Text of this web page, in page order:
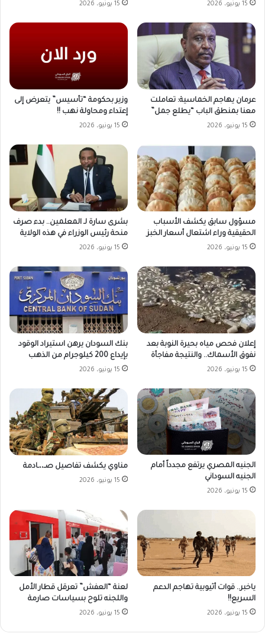
15 يونيو، 2026 15 يونيو، 2026
عرمان يهاجم الخماسية: تعاملت
معنا بمنطق الباب “يطلع جمل”
15 يونيو، 2026
وزير بحكومة “تأسيس” يتعرض إلى
إعتداء ومحاولة نهب !!
15 يونيو، 2026
مسؤول سابق يكشف الأسباب
الحقيقية وراء اشتعال أسعار الخبز
15 يونيو، 2026
بشرى سارة لـ المعلمين.. بدء صرف
منحة رئيس الوزراء في هذه الولاية
15 يونيو، 2026
إعلان فحص مياه بحيرة النوبة بعد
نفوق الأسماك.. والنتيجة مفاجأة
15 يونيو، 2026
بنك السودان يرهن استيراد الوقود
بإيداع 200 كيلوجرام من الذهب
15 يونيو، 2026
الجنيه المصري يرتفع مجدداً أمام
الجنيه السوداني
15 يونيو، 2026
مناوي يكشف تفاصيل صـ،،ـادمة
15 يونيو، 2026
ياخبر.. قوات أثيوبية تهاجم الدعم
السريع!!
15 يونيو، 2026
لعنة “العفش” تعرقل قطار الأمل
واللجنه تلوح بسياسات صارمة
15 يونيو، 2026